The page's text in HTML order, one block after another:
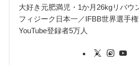
大好き元肥満児・1か月26kgリバ
フィジーク日本一／IFBB世界選手
YouTube登録者5万人